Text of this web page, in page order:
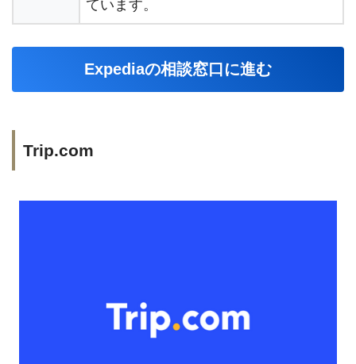
ています。
Expediaの相談窓口に進む
Trip.com